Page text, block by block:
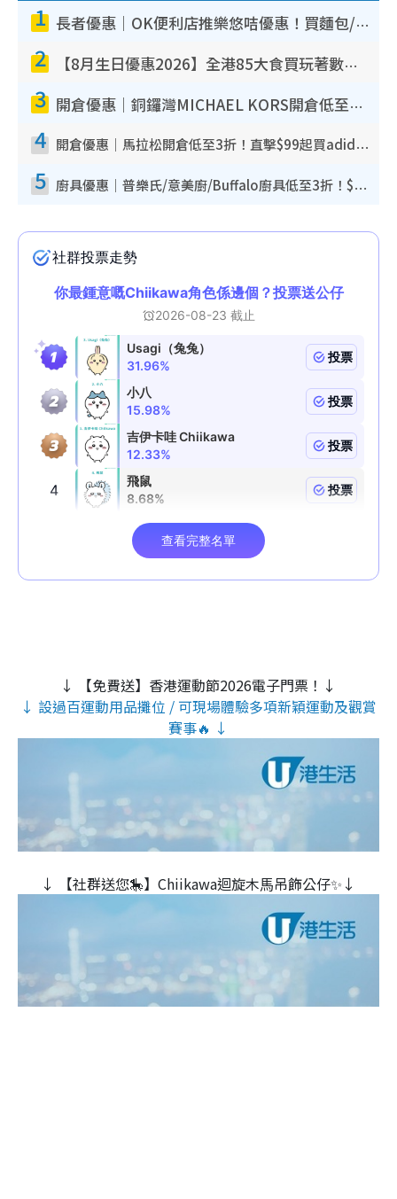
1 長者優惠｜OK便利店推樂悠咭優惠！買麵包/牛奶/保健品拍卡即減
2 【8月生日優惠2026】全港85大食買玩著數攻略 自助餐/火鍋放題同行免費＋誠品/DONKI送現金券
3 開倉優惠｜銅鑼灣MICHAEL KORS開倉低至17折！直擊$500起買手袋/銀包/鞋款 必買經典Jet Set系列
4 開倉優惠｜馬拉松開倉低至3折！直擊$99起買adidas／New Balance／Puma鞋款 STANLEY保溫杯劈價至$119起
5 廚具優惠｜普樂氏/意美廚/Buffalo廚具低至3折！$89起買煎鍋／炒鑊／個人鍋 同場小家電激減至$99起
↓ 【免費送】香港運動節2026電子門票！↓
↓ 設過百運動用品攤位 / 可現場體驗多項新穎運動及觀賞
賽事🔥 ↓
↓ 【社群送您🎠】Chiikawa迴旋木⾺吊飾公仔✨↓